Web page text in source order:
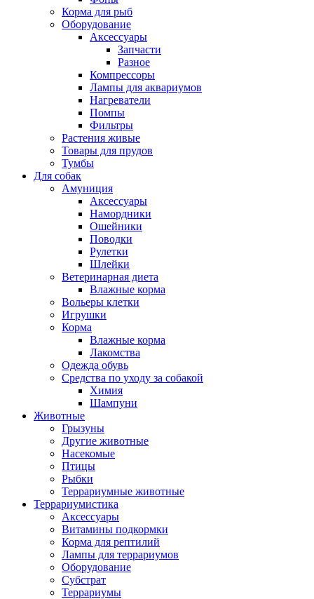
Корма для рыб
Оборудование
Аксессуары
Запчасти
Разное
Компрессоры
Лампы для аквариумов
Нагреватели
Помпы
Фильтры
Растения живые
Товары для прудов
Тумбы
Для собак
Амуниция
Аксессуары
Намордники
Ошейники
Поводки
Рулетки
Шлейки
Ветеринарная диета
Влажные корма
Вольеры клетки
Игрушки
Корма
Влажные корма
Лакомства
Одежда обувь
Средства по уходу за собакой
Химия
Шампуни
Животные
Грызуны
Другие животные
Насекомые
Птицы
Рыбки
Террариумные животные
Террариумистика
Аксессуары
Витамины подкормки
Корма для рептилий
Лампы для террариумов
Оборудование
Субстрат
Террариумы